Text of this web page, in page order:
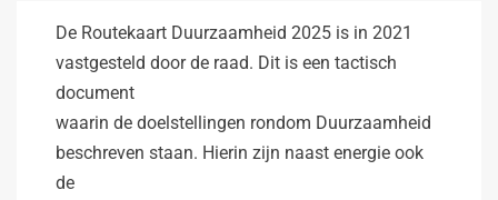
De Routekaart Duurzaamheid 2025 is in 2021
vastgesteld door de raad. Dit is een tactisch
document
waarin de doelstellingen rondom Duurzaamheid
beschreven staan. Hierin zijn naast energie ook
de